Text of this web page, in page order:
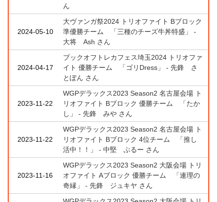
ん
2024-05-10
大ヴァンガ祭2024 トリオファイト Bブロック
準優勝チーム 「三種のチーズ牛丼特盛」 -
大将 Ash さん
2024-04-17
ブックオフトレカフェス埼玉2024 トリオファ
イト 優勝チーム 「ゴリDress」 - 先鋒 さ
とぽん さん
2023-11-22
WGPデラックス2023 Season2 名古屋会場 ト
リオファイト Bブロック 優勝チーム 「たか
し」 - 先鋒 みや さん
2023-11-22
WGPデラックス2023 Season2 名古屋会場 ト
リオファイト Bブロック 4位チーム 「推し
活中！！」 - 中堅 ぶるー さん
2023-11-16
WGPデラックス2023 Season2 大阪会場 トリ
オファイト Aブロック 優勝チーム 「連理の
奇縁」 - 先鋒 ジュキヤ さん